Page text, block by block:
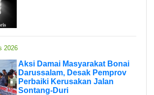
2026
Aksi Damai Masyarakat Bonai
Darussalam, Desak Pemprov
Perbaiki Kerusakan Jalan
Sontang-Duri